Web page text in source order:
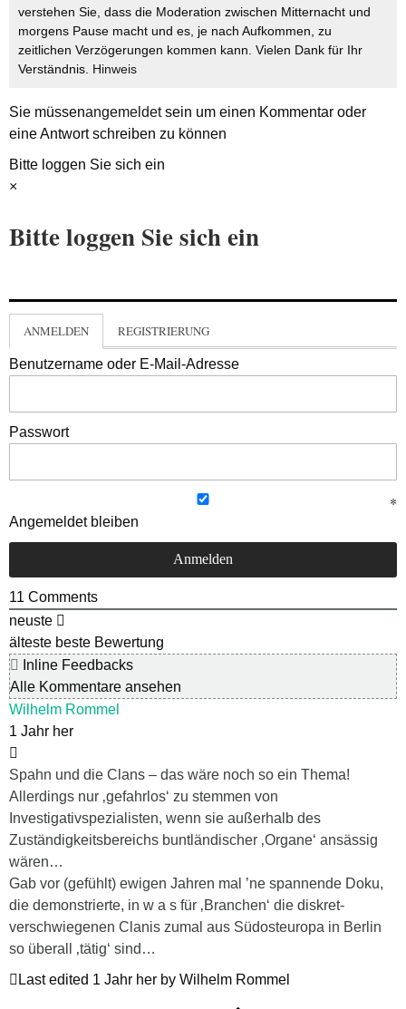
verstehen Sie, dass die Moderation zwischen Mitternacht und
morgens Pause macht und es, je nach Aufkommen, zu
zeitlichen Verzögerungen kommen kann. Vielen Dank für Ihr
Verständnis. Hinweis
Sie müssenangemeldetsein um einen Kommentar oder
eine Antwort schreiben zu können
Bitte loggen Sie sich ein
×
Bitte loggen Sie sich ein
ANMELDEN REGISTRIERUNG
Benutzername oder E-Mail-Adresse
Passwort
Angemeldet bleiben
11 Comments
neuste
älteste beste Bewertung
Inline Feedbacks
Alle Kommentare ansehen
Wilhelm Rommel
1 Jahr her
Spahn und die Clans – das wäre noch so ein Thema!
Allerdings nur ‚gefahrlos‘ zu stemmen von
Investigativspezialisten, wenn sie außerhalb des
Zuständigkeitsbereichs buntländischer ‚Organe‘ ansässig
wären…
Gab vor (gefühlt) ewigen Jahren mal ’ne spannende Doku,
die demonstrierte, in w a s für ‚Branchen‘ die diskret-
verschwiegenen Clanis zumal aus Südosteuropa in Berlin
so überall ‚tätig‘ sind…
Last edited 1 Jahr her by Wilhelm Rommel